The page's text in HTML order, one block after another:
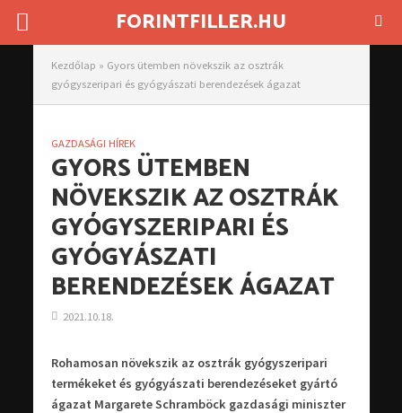
FORINTFILLER.HU
Kezdőlap » Gyors ütemben növekszik az osztrák
gyógyszeripari és gyógyászati berendezések ágazat
GAZDASÁGI HÍREK
GYORS ÜTEMBEN
NÖVEKSZIK AZ OSZTRÁK
GYÓGYSZERIPARI ÉS
GYÓGYÁSZATI
BERENDEZÉSEK ÁGAZAT
2021.10.18.
Rohamosan növekszik az osztrák gyógyszeripari
termékeket és gyógyászati berendezéseket gyártó
ágazat Margarete Schramböck gazdasági miniszter